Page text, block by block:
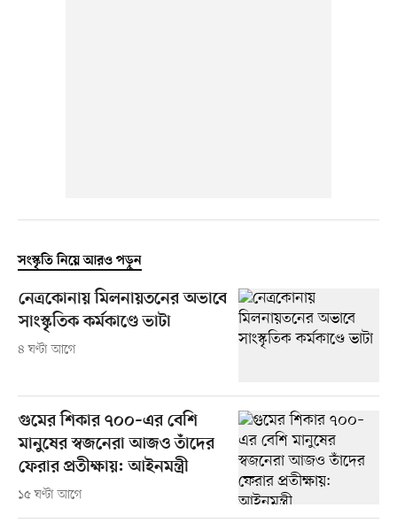
সংস্কৃতি নিয়ে আরও পড়ুন
নেত্রকোনায় মিলনায়তনের অভাবে
সাংস্কৃতিক কর্মকাণ্ডে ভাটা
৪ ঘণ্টা আগে
গুমের শিকার ৭০০–এর বেশি
মানুষের স্বজনেরা আজও তাঁদের
ফেরার প্রতীক্ষায়: আইনমন্ত্রী
১৫ ঘণ্টা আগে